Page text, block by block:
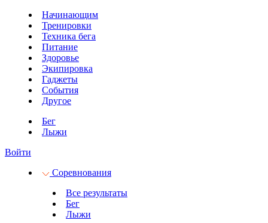
Начинающим
Тренировки
Техника бега
Питание
Здоровье
Экипировка
Гаджеты
События
Другое
Бег
Лыжи
Войти
Соревнования
Все результаты
Бег
Лыжи